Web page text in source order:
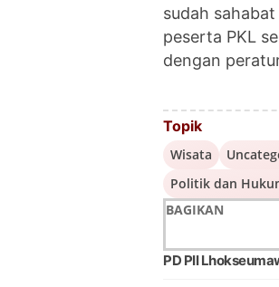
sudah
peserta PKL
dengan
Topik
Wisata
Politik dan
BAGIKAN
PD PII